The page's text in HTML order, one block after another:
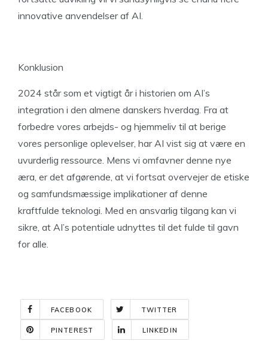
innovative anvendelser af AI.
Konklusion
2024 står som et vigtigt år i historien om AI’s
integration i den almene danskers hverdag. Fra at
forbedre vores arbejds- og hjemmeliv til at berige
vores personlige oplevelser, har AI vist sig at være en
uvurderlig ressource. Mens vi omfavner denne nye
æra, er det afgørende, at vi fortsat overvejer de etiske
og samfundsmæssige implikationer af denne
kraftfulde teknologi. Med en ansvarlig tilgang kan vi
sikre, at AI’s potentiale udnyttes til det fulde til gavn
for alle.
FACEBOOK TWITTER
PINTEREST LINKEDIN